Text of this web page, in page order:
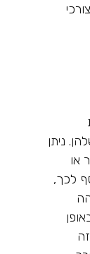
ניתן
או
לכך,